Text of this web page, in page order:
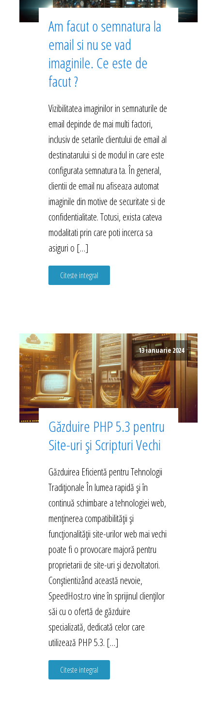
Am facut o semnatura la
email si nu se vad
imaginile. Ce este de
facut ?
Vizibilitatea imaginilor in semnaturile de
email depinde de mai multi factori,
inclusiv de setarile clientului de email al
destinatarului si de modul in care este
configurata semnatura ta. În general,
clientii de email nu afiseaza automat
imaginile din motive de securitate si de
confidentialitate. Totusi, exista cateva
modalitati prin care poti incerca sa
asiguri o […]
Citeste integral
13 ianuarie 2024
Găzduire PHP 5.3 pentru
Site-uri și Scripturi Vechi
Găzduirea Eficientă pentru Tehnologii
Tradiționale În lumea rapidă și în
continuă schimbare a tehnologiei web,
menținerea compatibilității și
funcționalității site-urilor web mai vechi
poate fi o provocare majoră pentru
proprietarii de site-uri și dezvoltatori.
Conștientizând această nevoie,
SpeedHost.ro vine în sprijinul clienților
săi cu o ofertă de găzduire
specializată, dedicată celor care
utilizează PHP 5.3. […]
Citeste integral